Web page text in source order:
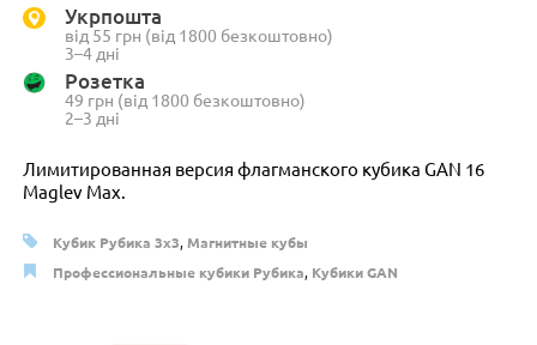
Лимитированная версия флагманского кубика GAN 16
Maglev Max.
Укрпошта
від 55 грн (від 1800 безкоштовно)
3–4 дні
Розетка
49 грн (від 1800 безкоштовно)
2–3 дні
Кубик Рубика 3x3, Магнитные кубы
Профессиональные кубики Рубика, Кубики GAN